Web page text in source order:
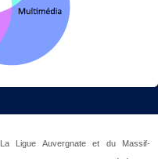
La Ligue Auvergnate et du Massif-